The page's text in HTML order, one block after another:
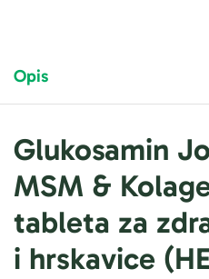
Opis
Glukosamin
MSM &
tableta za
i hrskavice